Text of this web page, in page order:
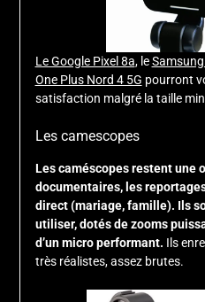
Le Google Pixel 8a, le
One Plus Nord 4 5G pourront
satisfaction malgré la taille
Les camescopes
Les caméscopes restent une
documentaires, les
direct (mariage, famille). Ils
utiliser, dotés de zooms
d’un micro performant. Ils
très réalistes, assez brutes.